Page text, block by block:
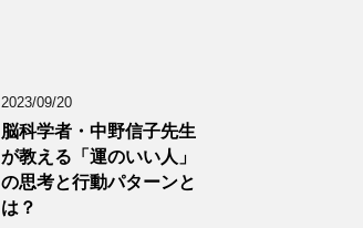
2023/09/20
脳科学者・中野信子先生
が教える「運のいい人」
の思考と行動パターンと
は？